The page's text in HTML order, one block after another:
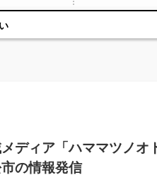
ディア「ハママツノオ
の情報発信